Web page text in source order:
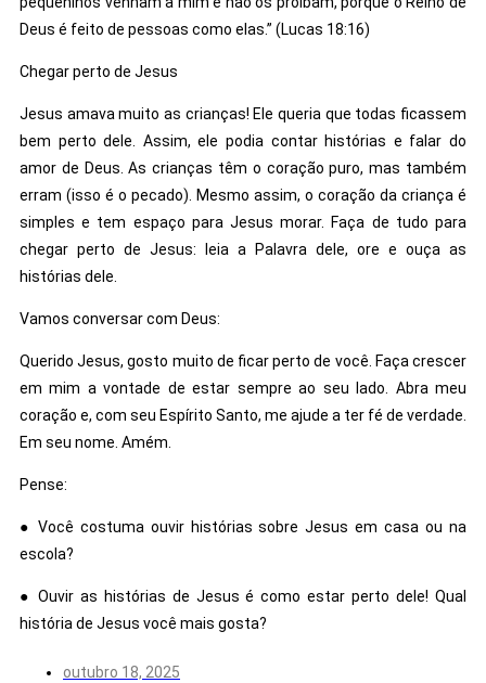
Deus é feito de pessoas como elas.” (Lucas 18:16)
Chegar perto de Jesus
Jesus amava muito as crianças! Ele queria que todas ficassem
bem perto dele. Assim, ele podia contar histórias e falar do
amor de Deus. As crianças têm o coração puro, mas também
erram (isso é o pecado). Mesmo assim, o coração da criança é
simples e tem espaço para Jesus morar. Faça de tudo para
chegar perto de Jesus: leia a Palavra dele, ore e ouça as
histórias dele.
Vamos conversar com Deus:
Querido Jesus, gosto muito de ficar perto de você. Faça crescer
em mim a vontade de estar sempre ao seu lado. Abra meu
coração e, com seu Espírito Santo, me ajude a ter fé de verdade.
Em seu nome. Amém.
Pense:
● Você costuma ouvir histórias sobre Jesus em casa ou na
escola?
● Ouvir as histórias de Jesus é como estar perto dele! Qual
história de Jesus você mais gosta?
outubro 18, 2025